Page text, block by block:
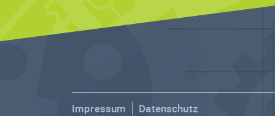
Impressum Datenschutz